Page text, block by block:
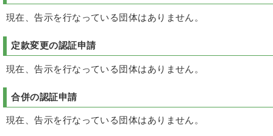
現在、告示を行なっている団体はありません。
定款変更の認証申請
現在、告示を行なっている団体はありません。
合併の認証申請
現在、告示を行なっている団体はありません。